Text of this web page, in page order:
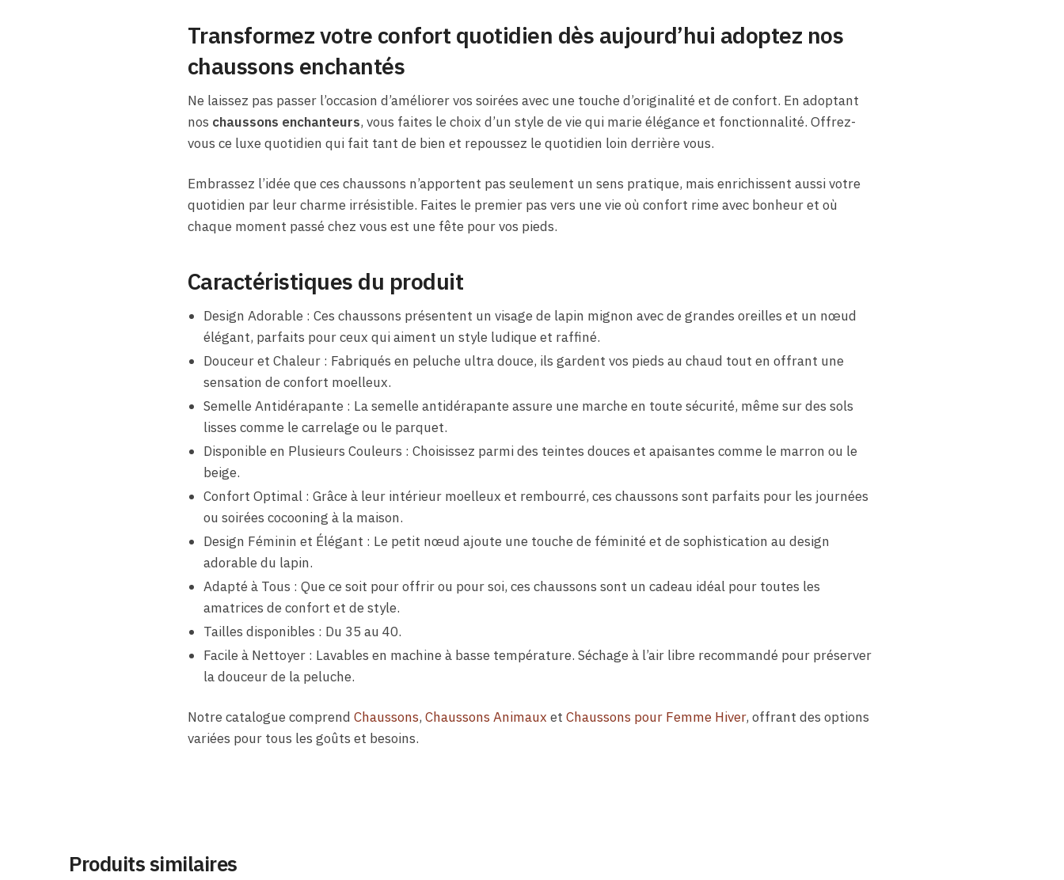
Transformez votre confort quotidien dès aujourd’hui adoptez nos
chaussons enchantés
Ne laissez pas passer l’occasion d’améliorer vos soirées avec une touche d’originalité et de confort. En adoptant
nos chaussons enchanteurs, vous faites le choix d’un style de vie qui marie élégance et fonctionnalité. Offrez-
vous ce luxe quotidien qui fait tant de bien et repoussez le quotidien loin derrière vous.
Embrassez l’idée que ces chaussons n’apportent pas seulement un sens pratique, mais enrichissent aussi votre
quotidien par leur charme irrésistible. Faites le premier pas vers une vie où confort rime avec bonheur et où
chaque moment passé chez vous est une fête pour vos pieds.
Caractéristiques du produit
Design Adorable : Ces chaussons présentent un visage de lapin mignon avec de grandes oreilles et un nœud
élégant, parfaits pour ceux qui aiment un style ludique et raffiné.
Douceur et Chaleur : Fabriqués en peluche ultra douce, ils gardent vos pieds au chaud tout en offrant une
sensation de confort moelleux.
Semelle Antidérapante : La semelle antidérapante assure une marche en toute sécurité, même sur des sols
lisses comme le carrelage ou le parquet.
Disponible en Plusieurs Couleurs : Choisissez parmi des teintes douces et apaisantes comme le marron ou le
beige.
Confort Optimal : Grâce à leur intérieur moelleux et rembourré, ces chaussons sont parfaits pour les journées
ou soirées cocooning à la maison.
Design Féminin et Élégant : Le petit nœud ajoute une touche de féminité et de sophistication au design
adorable du lapin.
Adapté à Tous : Que ce soit pour offrir ou pour soi, ces chaussons sont un cadeau idéal pour toutes les
amatrices de confort et de style.
Tailles disponibles : Du 35 au 40.
Facile à Nettoyer : Lavables en machine à basse température. Séchage à l’air libre recommandé pour préserver
la douceur de la peluche.
Notre catalogue comprend Chaussons, Chaussons Animaux et Chaussons pour Femme Hiver, offrant des options
variées pour tous les goûts et besoins.
Produits similaires